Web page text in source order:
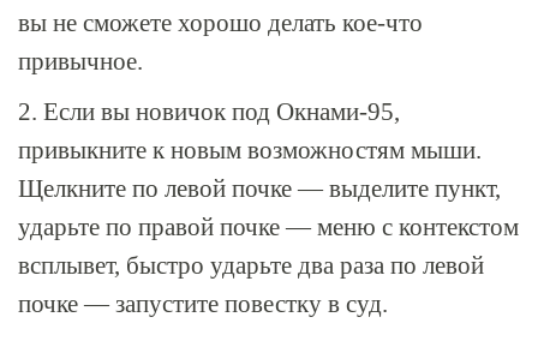
вы не сможете хорошо делать кое-что
привычное.
2. Если вы новичок под Окнами-95,
привыкните к новым возможностям мыши.
Щелкните по левой почке — выделите пункт,
ударьте по правой почке — меню с контекстом
всплывет, быстро ударьте два раза по левой
почке — запустите повестку в суд.